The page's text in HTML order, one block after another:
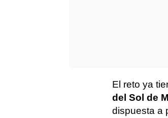
El reto ya
del Sol de
dispuesta a